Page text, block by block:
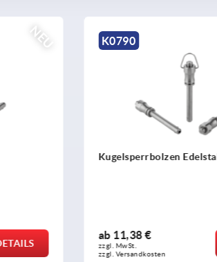
NEU
DETAILS
K0524
Sicherheits-Drehriegel
ab0,75 €
zzgl. MwSt.
zzgl. Versandkosten